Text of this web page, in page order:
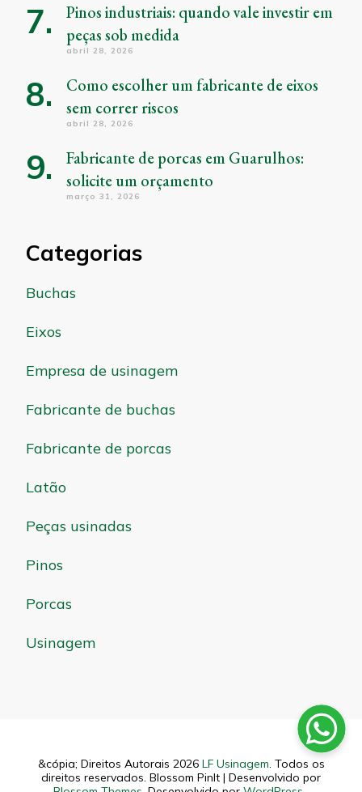
Pinos industriais: quando vale investir em
peças sob medida
abril 28, 2026
Como escolher um fabricante de eixos
sem correr riscos
abril 28, 2026
Fabricante de porcas em Guarulhos:
solicite um orçamento
março 31, 2026
Categorias
Buchas
Eixos
Empresa de usinagem
Fabricante de buchas
Fabricante de porcas
Latão
Peças usinadas
Pinos
Porcas
Usinagem
&cópia; Direitos Autorais 2026 LF Usinagem. Todos os
direitos reservados. Blossom PinIt | Desenvolvido por